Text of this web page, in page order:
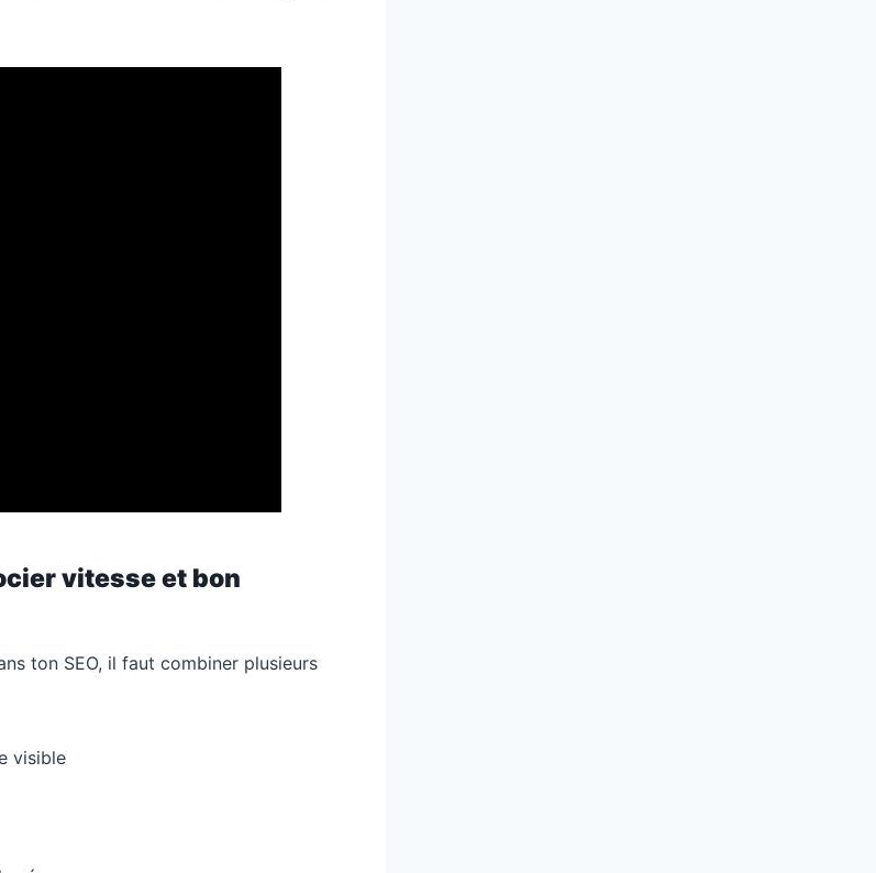
vitesse et bon
ton SEO, il faut combiner plusieurs
visible